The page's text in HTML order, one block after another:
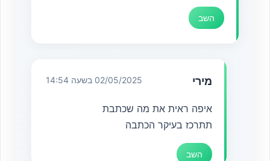
השב
מירי 02/05/2025 בשעה 14:54
איפה ראית את מה שכתבת
תתרכז בעיקר הכתבה
השב